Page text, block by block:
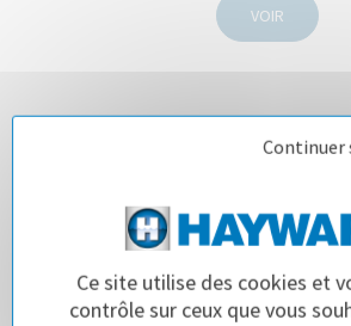
VOIR
Ce site utilise des cookies et
contrôle sur ceux que vous
Continuer